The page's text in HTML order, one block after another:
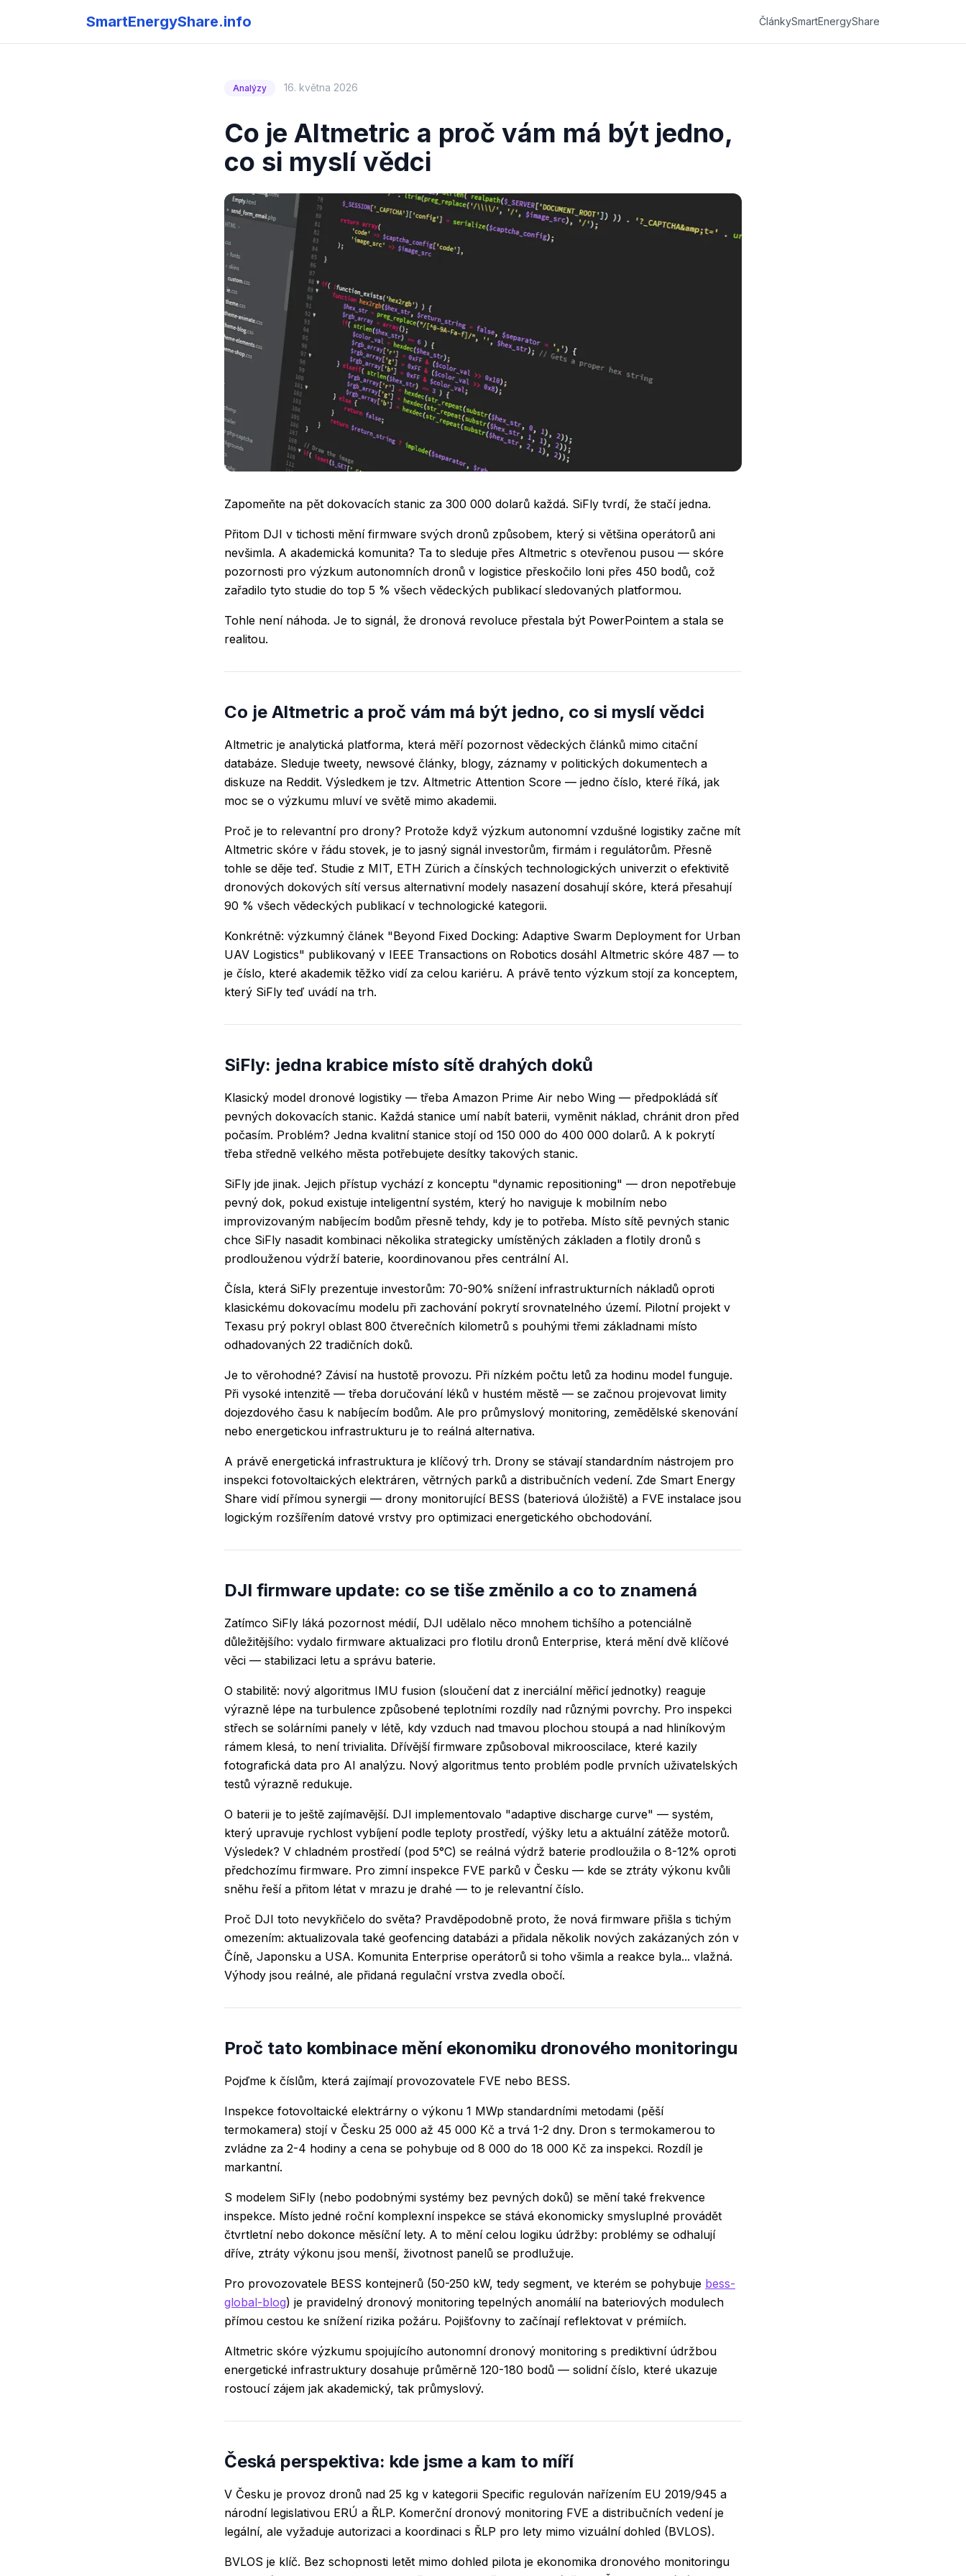
SmartEnergyShare.info ČlánkySmartEnergyShare
Analýzy 16. května 2026
Co je Altmetric a proč vám má být jedno,
co si myslí vědci
Zapomeňte na pět dokovacích stanic za 300 000 dolarů každá. SiFly tvrdí, že stačí jedna.
Přitom DJI v tichosti mění firmware svých dronů způsobem, který si většina operátorů ani
nevšimla. A akademická komunita? Ta to sleduje přes Altmetric s otevřenou pusou — skóre
pozornosti pro výzkum autonomních dronů v logistice přeskočilo loni přes 450 bodů, což
zařadilo tyto studie do top 5 % všech vědeckých publikací sledovaných platformou.
Tohle není náhoda. Je to signál, že dronová revoluce přestala být PowerPointem a stala se
realitou.
Co je Altmetric a proč vám má být jedno, co si myslí vědci
Altmetric je analytická platforma, která měří pozornost vědeckých článků mimo citační
databáze. Sleduje tweety, newsové články, blogy, záznamy v politických dokumentech a
diskuze na Reddit. Výsledkem je tzv. Altmetric Attention Score — jedno číslo, které říká, jak
moc se o výzkumu mluví ve světě mimo akademii.
Proč je to relevantní pro drony? Protože když výzkum autonomní vzdušné logistiky začne mít
Altmetric skóre v řádu stovek, je to jasný signál investorům, firmám i regulátorům. Přesně
tohle se děje teď. Studie z MIT, ETH Zürich a čínských technologických univerzit o efektivitě
dronových dokových sítí versus alternativní modely nasazení dosahují skóre, která přesahují
90 % všech vědeckých publikací v technologické kategorii.
Konkrétně: výzkumný článek "Beyond Fixed Docking: Adaptive Swarm Deployment for Urban
UAV Logistics" publikovaný v IEEE Transactions on Robotics dosáhl Altmetric skóre 487 — to
je číslo, které akademik těžko vidí za celou kariéru. A právě tento výzkum stojí za konceptem,
který SiFly teď uvádí na trh.
SiFly: jedna krabice místo sítě drahých doků
Klasický model dronové logistiky — třeba Amazon Prime Air nebo Wing — předpokládá síť
pevných dokovacích stanic. Každá stanice umí nabít baterii, vyměnit náklad, chránit dron před
počasím. Problém? Jedna kvalitní stanice stojí od 150 000 do 400 000 dolarů. A k pokrytí
třeba středně velkého města potřebujete desítky takových stanic.
SiFly jde jinak. Jejich přístup vychází z konceptu "dynamic repositioning" — dron nepotřebuje
pevný dok, pokud existuje inteligentní systém, který ho naviguje k mobilním nebo
improvizovaným nabíjecím bodům přesně tehdy, kdy je to potřeba. Místo sítě pevných stanic
chce SiFly nasadit kombinaci několika strategicky umístěných základen a flotily dronů s
prodlouženou výdrží baterie, koordinovanou přes centrální AI.
Čísla, která SiFly prezentuje investorům: 70-90% snížení infrastrukturních nákladů oproti
klasickému dokovacímu modelu při zachování pokrytí srovnatelného území. Pilotní projekt v
Texasu prý pokryl oblast 800 čtverečních kilometrů s pouhými třemi základnami místo
odhadovaných 22 tradičních doků.
Je to věrohodné? Závisí na hustotě provozu. Při nízkém počtu letů za hodinu model funguje.
Při vysoké intenzitě — třeba doručování léků v hustém městě — se začnou projevovat limity
dojezdového času k nabíjecím bodům. Ale pro průmyslový monitoring, zemědělské skenování
nebo energetickou infrastrukturu je to reálná alternativa.
A právě energetická infrastruktura je klíčový trh. Drony se stávají standardním nástrojem pro
inspekci fotovoltaických elektráren, větrných parků a distribučních vedení. Zde Smart Energy
Share vidí přímou synergii — drony monitorující BESS (bateriová úložiště) a FVE instalace jsou
logickým rozšířením datové vrstvy pro optimizaci energetického obchodování.
DJI firmware update: co se tiše změnilo a co to znamená
Zatímco SiFly láká pozornost médií, DJI udělalo něco mnohem tichšího a potenciálně
důležitějšího: vydalo firmware aktualizaci pro flotilu dronů Enterprise, která mění dvě klíčové
věci — stabilizaci letu a správu baterie.
O stabilitě: nový algoritmus IMU fusion (sloučení dat z inerciální měřicí jednotky) reaguje
výrazně lépe na turbulence způsobené teplotními rozdíly nad různými povrchy. Pro inspekci
střech se solárními panely v létě, kdy vzduch nad tmavou plochou stoupá a nad hliníkovým
rámem klesá, to není trivialita. Dřívější firmware způsoboval mikrooscilace, které kazily
fotografická data pro AI analýzu. Nový algoritmus tento problém podle prvních uživatelských
testů výrazně redukuje.
O baterii je to ještě zajímavější. DJI implementovalo "adaptive discharge curve" — systém,
který upravuje rychlost vybíjení podle teploty prostředí, výšky letu a aktuální zátěže motorů.
Výsledek? V chladném prostředí (pod 5°C) se reálná výdrž baterie prodloužila o 8-12% oproti
předchozímu firmware. Pro zimní inspekce FVE parků v Česku — kde se ztráty výkonu kvůli
sněhu řeší a přitom létat v mrazu je drahé — to je relevantní číslo.
Proč DJI toto nevykřičelo do světa? Pravděpodobně proto, že nová firmware přišla s tichým
omezením: aktualizovala také geofencing databázi a přidala několik nových zakázaných zón v
Číně, Japonsku a USA. Komunita Enterprise operátorů si toho všimla a reakce byla... vlažná.
Výhody jsou reálné, ale přidaná regulační vrstva zvedla obočí.
Proč tato kombinace mění ekonomiku dronového monitoringu
Pojďme k číslům, která zajímají provozovatele FVE nebo BESS.
Inspekce fotovoltaické elektrárny o výkonu 1 MWp standardními metodami (pěší
termokamera) stojí v Česku 25 000 až 45 000 Kč a trvá 1-2 dny. Dron s termokamerou to
zvládne za 2-4 hodiny a cena se pohybuje od 8 000 do 18 000 Kč za inspekci. Rozdíl je
markantní.
S modelem SiFly (nebo podobnými systémy bez pevných doků) se mění také frekvence
inspekce. Místo jedné roční komplexní inspekce se stává ekonomicky smysluplné provádět
čtvrtletní nebo dokonce měsíční lety. A to mění celou logiku údržby: problémy se odhalují
dříve, ztráty výkonu jsou menší, životnost panelů se prodlužuje.
Pro provozovatele BESS kontejnerů (50-250 kW, tedy segment, ve kterém se pohybuje bess-
global-blog) je pravidelný dronový monitoring tepelných anomálií na bateriových modulech
přímou cestou ke snížení rizika požáru. Pojišťovny to začínají reflektovat v prémiích.
Altmetric skóre výzkumu spojujícího autonomní dronový monitoring s prediktivní údržbou
energetické infrastruktury dosahuje průměrně 120-180 bodů — solidní číslo, které ukazuje
rostoucí zájem jak akademický, tak průmyslový.
Česká perspektiva: kde jsme a kam to míří
V Česku je provoz dronů nad 25 kg v kategorii Specific regulován nařízením EU 2019/945 a
národní legislativou ERÚ a ŘLP. Komerční dronový monitoring FVE a distribučních vedení je
legální, ale vyžaduje autorizaci a koordinaci s ŘLP pro lety mimo vizuální dohled (BVLOS).
BVLOS je klíč. Bez schopnosti letět mimo dohled pilota je ekonomika dronového monitoringu